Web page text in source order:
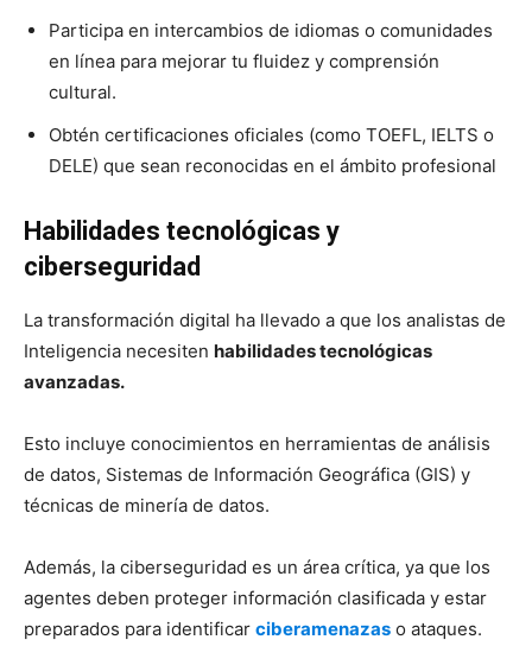
Participa en intercambios de idiomas o comunidades
en línea para mejorar tu fluidez y comprensión
cultural.
Obtén certificaciones oficiales (como TOEFL, IELTS o
DELE) que sean reconocidas en el ámbito profesional
Habilidades tecnológicas y
ciberseguridad
La transformación digital ha llevado a que los analistas de
Inteligencia necesiten habilidades tecnológicas
avanzadas.
Esto incluye conocimientos en herramientas de análisis
de datos, Sistemas de Información Geográfica (GIS) y
técnicas de minería de datos.
Además, la ciberseguridad es un área crítica, ya que los
agentes deben proteger información clasificada y estar
preparados para identificar ciberamenazas o ataques.